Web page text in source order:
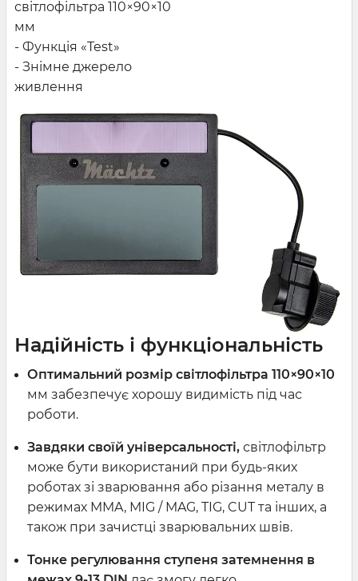
світлофільтра 110×90×10
мм
- Функція «Test»
- Знімне джерело
живлення
Надійність і функціональність
Оптимальний розмір світлофільтра 110×90×10
мм забезпечує хорошу видимість під час
роботи.
Завдяки своїй універсальності, світлофільтр
може бути використаний при будь-яких
роботах зі зварювання або різання металу в
режимах MMA, MIG / MAG, TIG, CUT та інших, а
також при зачистці зварювальних швів.
Тонке регулювання ступеня затемнення в